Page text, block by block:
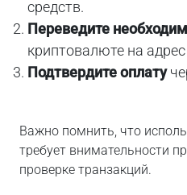
средств.
Переведите
криптовалюте на
Подтвердите оплату
Важно помнить, что
требует внимательности
проверке транзакций.